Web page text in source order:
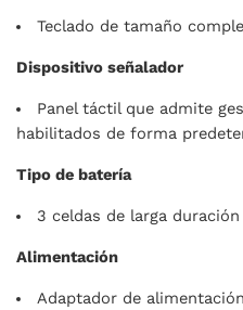
Teclado de tamaño
Dispositivo señalador
Panel táctil que admite
habilitados de forma
Tipo de batería
3 celdas de larga
Alimentación
Adaptador de